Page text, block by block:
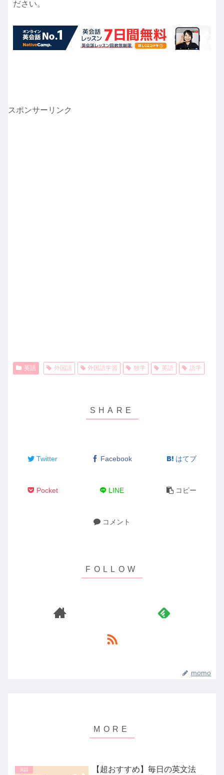
ださい。
スポンサーリンク
英語 外国語 外国語学習 独学 英語 語学
Twitter Facebook はてブ
Pocket LINE コピー
コメント
momo
英語
【超おすすめ】毎日の英文法